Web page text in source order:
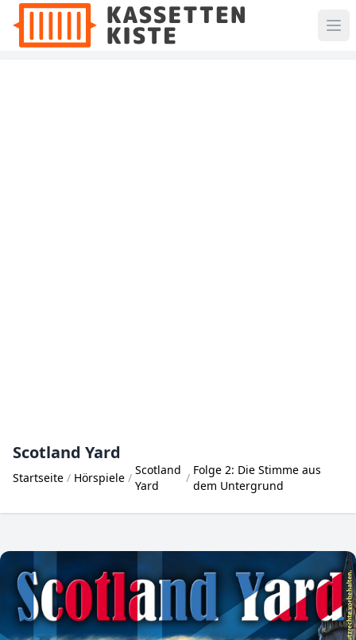
Scotland Yard
Startseite Hörspiele
Scotland
Yard
Folge 2: Die Stimme aus
dem Untergrund